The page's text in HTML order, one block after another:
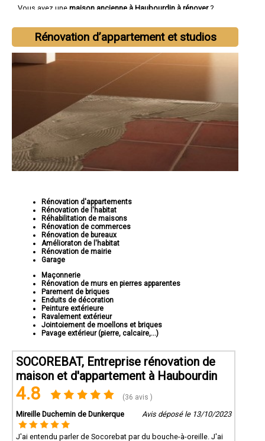
Vous avez une maison ancienne à Haubourdin à rénover?
corps d'état ?
Faites confiance à la société SOCOREBAT.
Rénovation d’appartement et studios
Rénovation d'appartements
Rénovation de l'habitat
Réhabilitation de maisons
Rénovation de commerces
Rénovation de bureaux
Amélioraton de l'habitat
Rénovation de mairie
Garage
Maçonnerie
Rénovation de murs en pierres apparentes
Parement de briques
Enduits de décoration
Peinture extérieure
Ravalement extérieur
Jointoiement de moellons et briques
Pavage extérieur (pierre, calcaire,...)
SOCOREBAT, Entreprise rénovation de
maison et d'appartement à Haubourdin
4.8 (36 avis )
Mireille Duchemin de Dunkerque Avis déposé le 13/10/2023
J'ai entendu parler de Socorebat par du bouche-à-oreille. J'ai